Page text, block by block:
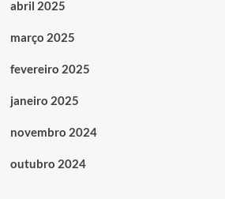
abril 2025
março 2025
fevereiro 2025
janeiro 2025
novembro 2024
outubro 2024